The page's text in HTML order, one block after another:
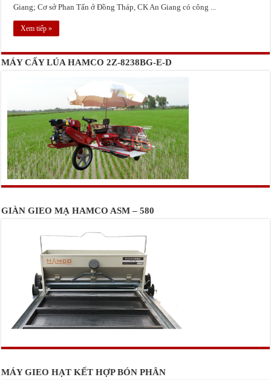
Giang; Cơ sở Phan Tấn ở Đồng Tháp, CK An Giang có công ...
Xem tiếp »
MÁY CẤY LÚA HAMCO 2Z-8238BG-E-D
GIÀN GIEO MẠ HAMCO ASM – 580
MÁY GIEO HẠT KẾT HỢP BÓN PHÂN